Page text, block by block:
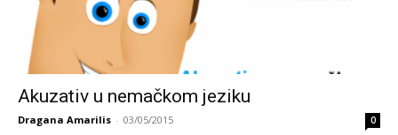
Akuzativ u nemačkom jeziku
Dragana Amarilis - 03/05/2015 0